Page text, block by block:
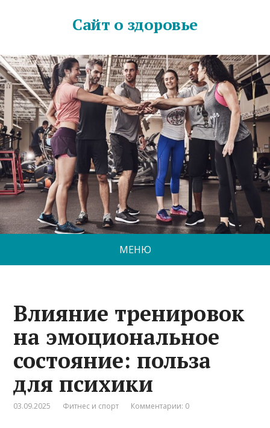
Сайт о здоровье
МЕНЮ
Влияние тренировок
на эмоциональное
состояние: польза
для психики
03.09.2025 Фитнес и спорт Комментарии: 0